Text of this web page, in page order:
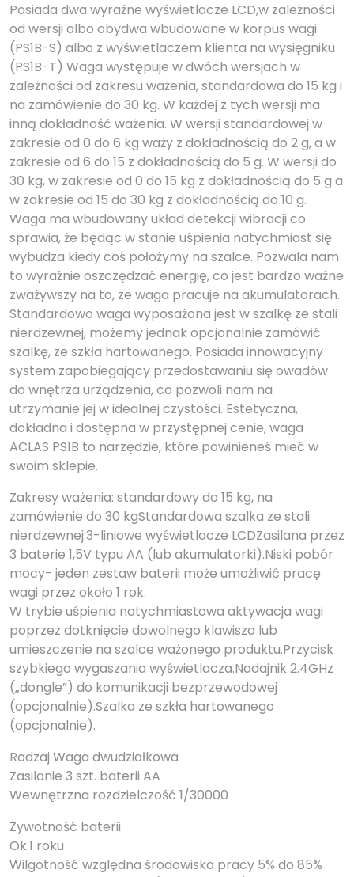
Posiada dwa wyraźne wyświetlacze LCD,w zależności
od wersji albo obydwa wbudowane w korpus wagi
(PS1B-S) albo z wyświetlaczem klienta na wysięgniku
(PS1B-T) Waga występuje w dwóch wersjach w
zależności od zakresu ważenia, standardowa do 15 kg i
na zamówienie do 30 kg. W każdej z tych wersji ma
inną dokładność ważenia. W wersji standardowej w
zakresie od 0 do 6 kg waży z dokładnością do 2 g, a w
zakresie od 6 do 15 z dokładnością do 5 g. W wersji do
30 kg, w zakresie od 0 do 15 kg z dokładnością do 5 g a
w zakresie od 15 do 30 kg z dokładnością do 10 g.
Waga ma wbudowany układ detekcji wibracji co
sprawia, że będąc w stanie uśpienia natychmiast się
wybudza kiedy coś położymy na szalce. Pozwala nam
to wyraźnie oszczędzać energię, co jest bardzo ważne
zważywszy na to, ze waga pracuje na akumulatorach.
Standardowo waga wyposażona jest w szalkę ze stali
nierdzewnej, możemy jednak opcjonalnie zamówić
szalkę, ze szkła hartowanego. Posiada innowacyjny
system zapobiegający przedostawaniu się owadów
do wnętrza urządzenia, co pozwoli nam na
utrzymanie jej w idealnej czystości. Estetyczna,
dokładna i dostępna w przystępnej cenie, waga
ACLAS PS1B to narzędzie, które powinieneś mieć w
swoim sklepie.
Zakresy ważenia: standardowy do 15 kg, na
zamówienie do 30 kgStandardowa szalka ze stali
nierdzewnej:3-liniowe wyświetlacze LCDZasilana przez
3 baterie 1,5V typu AA (lub akumulatorki).Niski pobór
mocy- jeden zestaw baterii może umożliwić pracę
wagi przez około 1 rok.
W trybie uśpienia natychmiastowa aktywacja wagi
poprzez dotknięcie dowolnego klawisza lub
umieszczenie na szalce ważonego produktu.Przycisk
szybkiego wygaszania wyświetlacza.Nadajnik 2.4GHz
(„dongle”) do komunikacji bezprzewodowej
(opcjonalnie).Szalka ze szkła hartowanego
(opcjonalnie).
Rodzaj Waga dwudziałkowa
Zasilanie 3 szt. baterii AA
Wewnętrzna rozdzielczość 1/30000
Żywotność baterii
Ok.1 roku
Wilgotność względna środowiska pracy 5% do 85%